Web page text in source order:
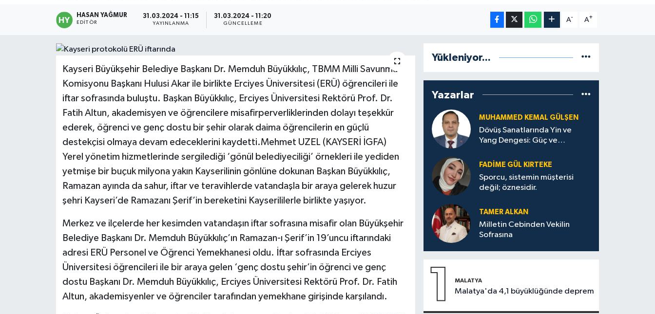
HASAN YAĞMUR
EDITÖR
31.03.2024 - 11:15
YAYINLANMA
31.03.2024 - 11:20
GÜNCELLEME
A- A+
Kayseri Büyükşehir Belediye Başkanı Dr. Memduh Büyükkılıç, TBMM Milli Savunma
Komisyonu Başkanı Hulusi Akar ile birlikte Erciyes Üniversitesi (ERÜ) öğrencileri ile
iftar sofrasında buluştu. Başkan Büyükkılıç, Erciyes Üniversitesi Rektörü Prof. Dr.
Fatih Altun, akademisyen ve öğrencilere misafirperverliklerinden dolayı teşekkür
ederek, öğrenci ve genç dostu bir şehir olarak daima öğrencilerin en güçlü
destekçisi olmaya devam edeceklerini kaydetti.Mehmet UZEL (KAYSERİ İGFA)
Yerel yönetim hizmetlerinde sergilediği ‘gönül belediyeciliği’ örnekleri ile yediden
yetmişe bir buçuk milyona yakın Kayserilinin gönlüne dokunan Başkan Büyükkılıç,
Ramazan ayında da sahur, iftar ve teravihlerde vatandaşla bir araya gelerek huzur
şehri Kayseri’de Ramazanı Şerif’in bereketini Kayserililerle birlikte yaşıyor.
Merkez ve ilçelerde her kesimden vatandaşın iftar sofrasına misafir olan Büyükşehir
Belediye Başkanı Dr. Memduh Büyükkılıç’ın Ramazan-ı Şerif’in 19’uncu iftarındaki
adresi ERÜ Personel ve Öğrenci Yemekhanesi oldu. İftar sofrasında Erciyes
Üniversitesi öğrencileri ile bir araya gelen ‘genç dostu şehir’in öğrenci ve genç
dostu Başkanı Dr. Memduh Büyükkılıç, Erciyes Üniversitesi Rektörü Prof. Dr. Fatih
Altun, akademisyenler ve öğrenciler tarafından yemekhane girişinde karşılandı.
Yükleniyor...
Yazarlar
MUHAMMED KEMAL GÜLŞEN
Dövüş Sanatlarında Yin ve
Yang Dengesi: Güç ve
FADIME GÜL KIRTEKE
Sporcu, sistemin müşterisi
değil; öznesidir.
TAMER ALKAN
Milletin Cebinden Vekilin
Sofrasına
1 MALATYA
Malatya'da 4,1 büyüklüğünde deprem